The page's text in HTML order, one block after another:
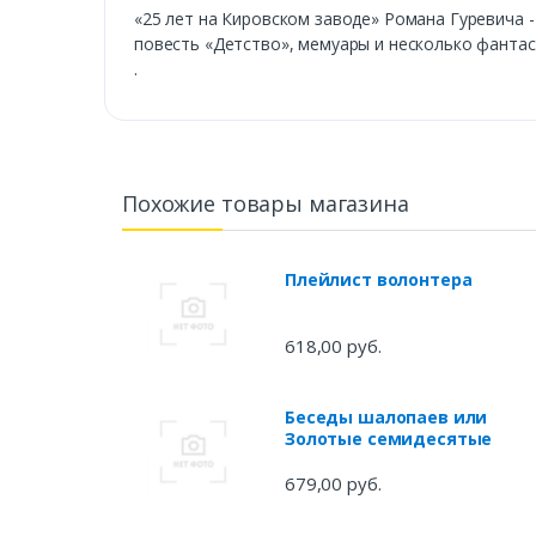
«25 лет на Кировском заводе» Романа
повесть «Детство», мемуары и несколько
.
Похожие товары магазина
Плейлист волонтера
618,00 руб.
Беседы шалопаев или
Золотые семидесятые
679,00 руб.